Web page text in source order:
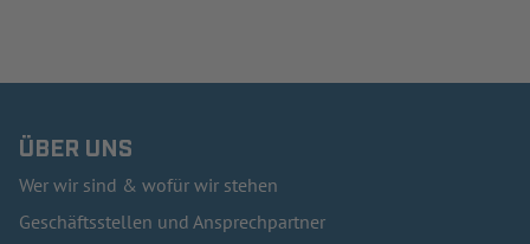
ÜBER UNS
Wer wir sind & wofür wir stehen
Geschäftsstellen und Ansprechpartner